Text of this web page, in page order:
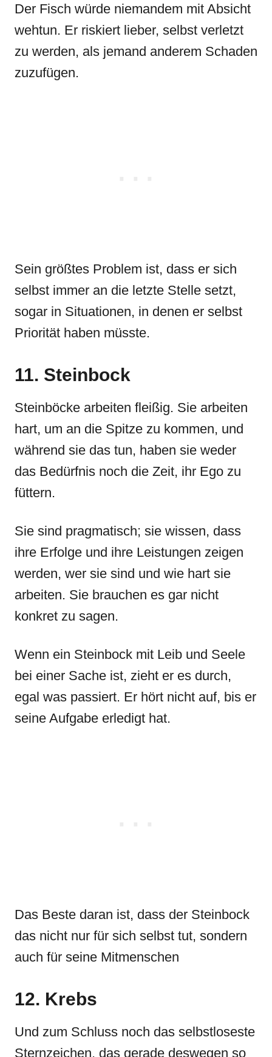
Der Fisch würde niemandem mit Absicht
wehtun. Er riskiert lieber, selbst verletzt
zu werden, als jemand anderem Schaden
zuzufügen.
Sein größtes Problem ist, dass er sich
selbst immer an die letzte Stelle setzt,
sogar in Situationen, in denen er selbst
Priorität haben müsste.
11. Steinbock
Steinböcke arbeiten fleißig. Sie arbeiten
hart, um an die Spitze zu kommen, und
während sie das tun, haben sie weder
das Bedürfnis noch die Zeit, ihr Ego zu
füttern.
Sie sind pragmatisch; sie wissen, dass
ihre Erfolge und ihre Leistungen zeigen
werden, wer sie sind und wie hart sie
arbeiten. Sie brauchen es gar nicht
konkret zu sagen.
Wenn ein Steinbock mit Leib und Seele
bei einer Sache ist, zieht er es durch,
egal was passiert. Er hört nicht auf, bis er
seine Aufgabe erledigt hat.
Das Beste daran ist, dass der Steinbock
das nicht nur für sich selbst tut, sondern
auch für seine Mitmenschen
12. Krebs
Und zum Schluss noch das selbstloseste
Sternzeichen, das gerade deswegen so